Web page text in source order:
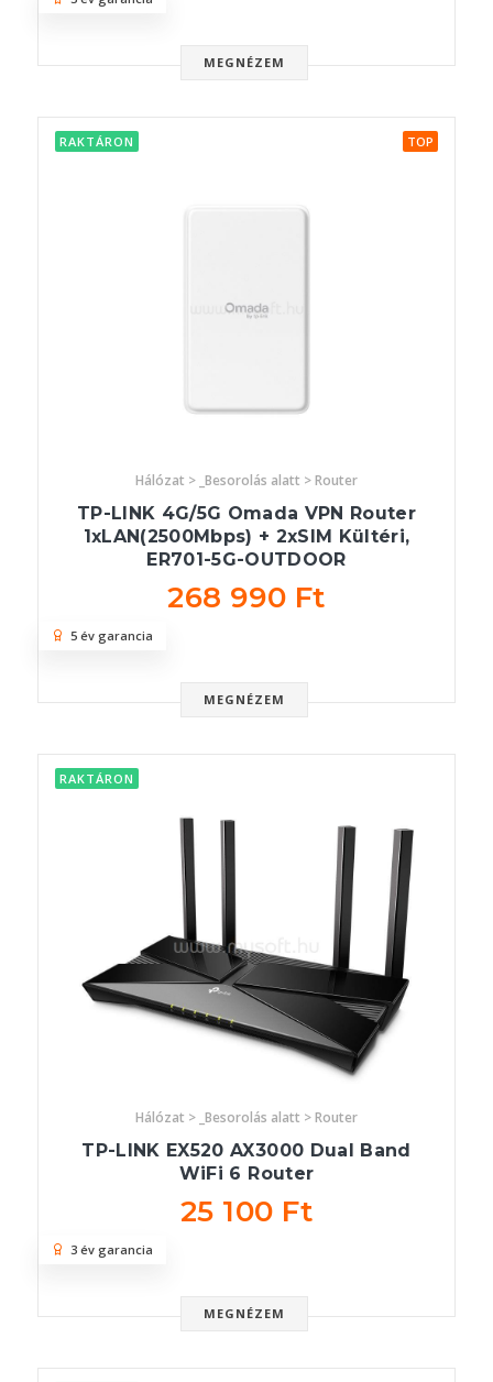
MEGNÉZEM
RAKTÁRON TOP
Hálózat > _Besorolás alatt > Router
TP-LINK 4G/5G Omada VPN Router
1xLAN(2500Mbps) + 2xSIM Kültéri,
ER701-5G-OUTDOOR
268 990 Ft
MEGNÉZEM
5 év garancia
RAKTÁRON
Hálózat > _Besorolás alatt > Router
TP-LINK EX520 AX3000 Dual Band
WiFi 6 Router
25 100 Ft
MEGNÉZEM
3 év garancia